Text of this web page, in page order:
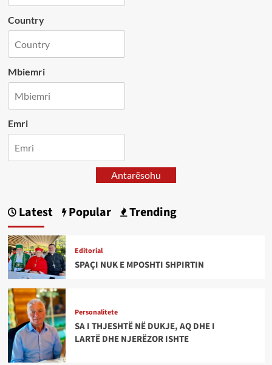
Country
Mbiemri
Emri
Antarësohu
Latest Popular Trending
Editorial
SPAÇI NUK E MPOSHTI SHPIRTIN
Personalitete
SA I THJESHTË NË DUKJE, AQ DHE I
LARTË DHE NJERËZOR ISHTE